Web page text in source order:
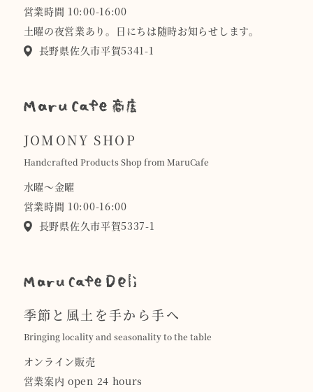
営業時間 10:00-16:00
土曜の夜営業あり。日にちは随時お知らせします。
長野県佐久市平賀5341-1
JOMONY SHOP
Handcrafted Products Shop from MaruCafe
水曜〜金曜
営業時間 10:00-16:00
長野県佐久市平賀5337-1
季節と風土を手から手へ
Bringing locality and seasonality to the table
オンライン販売
営業案内 open 24 hours